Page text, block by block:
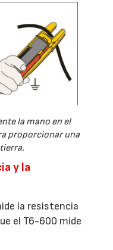
la mano en el
proporcionar una
y la
la resistencia
el T6-600 mide